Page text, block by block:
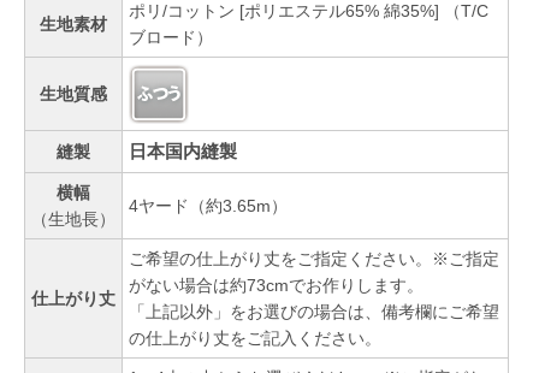
生地素材
ポリ/コットン [ポリエステル65% 綿35%] （T/C
ブロード）
生地質感
縫製 日本国内縫製
横幅
（生地長）
4ヤード（約3.65m）
仕上がり丈
ご希望の仕上がり丈をご指定ください。※ご指定
がない場合は約73cmでお作りします。
「上記以外」をお選びの場合は、備考欄にご希望
の仕上がり丈をご記入ください。